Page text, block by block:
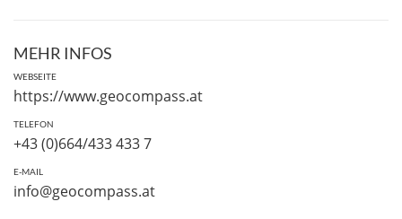
MEHR INFOS
WEBSEITE
https://www.geocompass.at
TELEFON
+43 (0)664/433 433 7
E-MAIL
info@geocompass.at